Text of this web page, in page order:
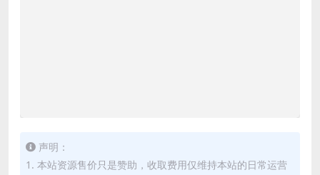
声明：
1. 本站资源售价只是赞助，收取费用仅维持本站的日常运营